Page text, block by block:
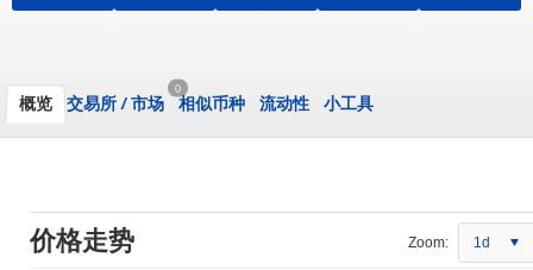
概览 交易所 /市场
0
相似币种 流动性 小工具
价格走势 Zoom: 1d